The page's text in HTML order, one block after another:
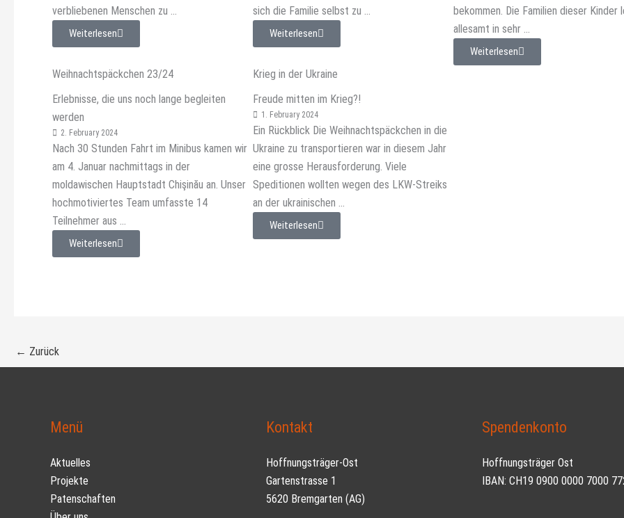
verbliebenen Menschen zu ...
Weiterlesen
sich die Familie selbst zu ...
Weiterlesen
bekommen. Die Familien dieser Kinder
allesamt in sehr ...
Weiterlesen
Weihnachtspäckchen 23/24
Erlebnisse, die uns noch lange begleiten
werden
2. February 2024
Nach 30 Stunden Fahrt im Minibus kamen wir
am 4. Januar nachmittags in der
moldawischen Hauptstadt Chişinău an. Unser
hochmotiviertes Team umfasste 14
Teilnehmer aus ...
Weiterlesen
Krieg in der Ukraine
Freude mitten im Krieg?!
1. February 2024
Ein Rückblick Die Weihnachtspäckchen in die
Ukraine zu transportieren war in diesem Jahr
eine grosse Herausforderung. Viele
Speditionen wollten wegen des LKW-Streiks
an der ukrainischen ...
Weiterlesen
← Zurück
Menü
Aktuelles
Projekte
Patenschaften
Kontakt
Hoffnungsträger-Ost
Gartenstrasse 1
5620 Bremgarten (AG)
Spendenkonto
Hoffnungsträger Ost
IBAN: CH19 0900 0000 7000